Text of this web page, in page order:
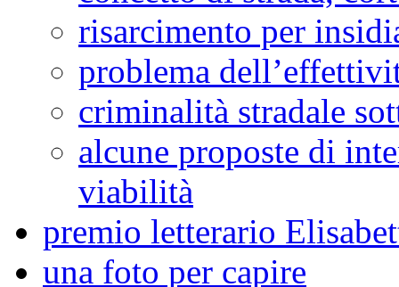
risarcimento per
problema
criminalità stradale
alcune proposte di
viabilità
premio letterario
una foto per capire